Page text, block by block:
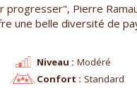
progresser", Pierre
une belle diversité de
Niveau : Modéré
Confort : Standard